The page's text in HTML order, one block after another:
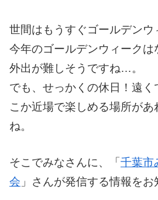
世間はもうすぐゴールデンウ
今年のゴールデンウィークは
外出が難しそうですね…。
でも、せっかくの休日！遠
こか近場で楽しめる場所があ
ね。
そこでみなさんに、「千葉市
会 」さんが発信する情報を